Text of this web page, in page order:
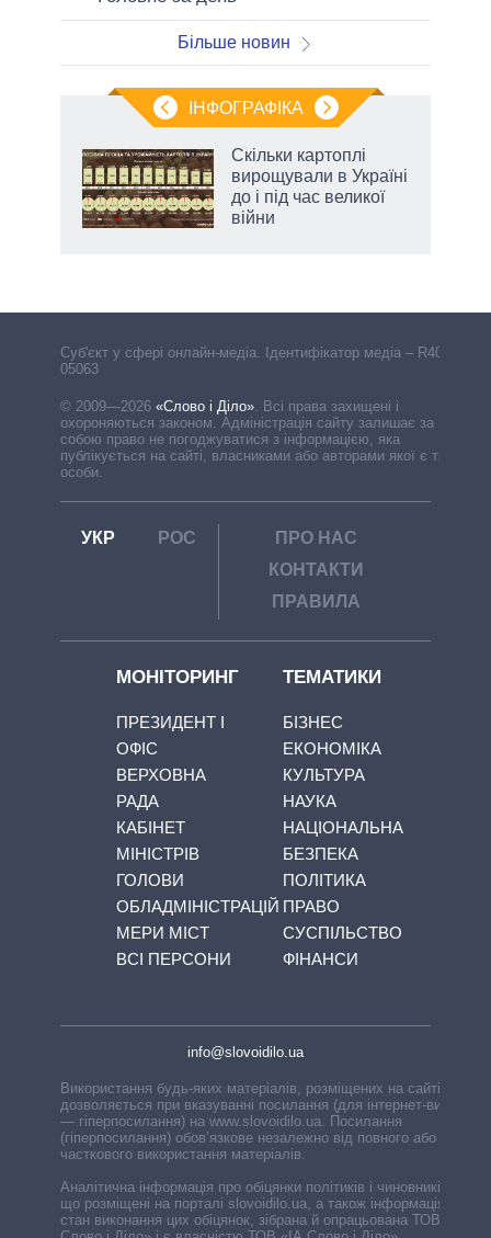
Більше новин
ІНФОГРАФІКА
Скільки картоплі
вирощували в Україні
до і під час великої
війни
Cуб'єкт у сфері онлайн-медіа. Ідентифікатор медіа – R40-
05063
© 2009—2026 «Слово і Діло». Всі права захищені і
охороняються законом. Адміністрація сайту залишає за
собою право не погоджуватися з інформацією, яка
публікується на сайті, власниками або авторами якої є треті
особи.
УКР РОС
ПРО НАС
КОНТАКТИ
ПРАВИЛА
МОНІТОРИНГ
ПРЕЗИДЕНТ І
ОФІС
ВЕРХОВНА
РАДА
КАБІНЕТ
МІНІСТРІВ
ГОЛОВИ
ОБЛАДМІНІСТРАЦІЙ
МЕРИ МІСТ
ВСІ ПЕРСОНИ
ТЕМАТИКИ
БІЗНЕС
ЕКОНОМІКА
КУЛЬТУРА
НАУКА
НАЦІОНАЛЬНА
БЕЗПЕКА
ПОЛІТИКА
ПРАВО
СУСПІЛЬСТВО
ФІНАНСИ
info@slovoidilo.ua
Використання будь-яких матеріалів, розміщених на сайті,
дозволяється при вказуванні посилання (для інтернет-видань
— гіперпосилання) на www.slovoidilo.ua. Посилання
(гіперпосилання) обов’язкове незалежно від повного або
часткового використання матеріалів.
Аналітична інформація про обіцянки політиків і чиновників,
що розміщені на порталі slovoidilo.ua, а також інформація про
стан виконання цих обіцянок, зібрана й опрацьована ТОВ «ІА